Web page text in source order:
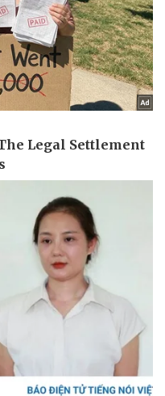
Ô tô - Xe máy
Xe máy